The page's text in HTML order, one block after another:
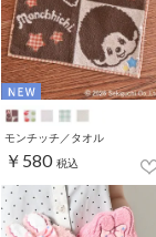
モンチッチ／タオル
￥580 税込